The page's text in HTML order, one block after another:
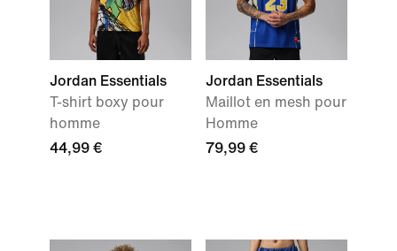
Jordan Essentials
T-shirt boxy pour
homme
44,99 €
Jordan Essentials
Maillot en mesh pour
Homme
79,99 €